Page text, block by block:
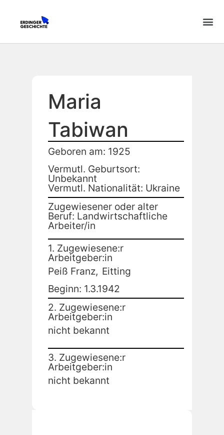
Maria
Tabiwan
Geboren am: 1925
Vermutl. Geburtsort:
Unbekannt
Vermutl. Nationalität: Ukraine
Zugewiesener oder alter
Beruf: Landwirtschaftliche
Arbeiter/in
1. Zugewiesene:r
Arbeitgeber:in
Peiß Franz, Eitting
Beginn: 1.3.1942
2. Zugewiesene:r
Arbeitgeber:in
nicht bekannt
3. Zugewiesene:r
Arbeitgeber:in
nicht bekannt